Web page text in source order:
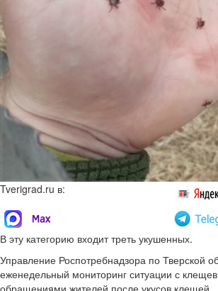
Tverigrad.ru в:
В эту категорию входит треть укушенных.
Управление Роспотребнадзора по Тверской
еженедельный мониторинг ситуации с
обращениями жителей после укусов клещей.